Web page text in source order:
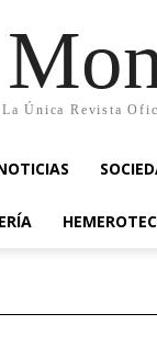
La Única Revista